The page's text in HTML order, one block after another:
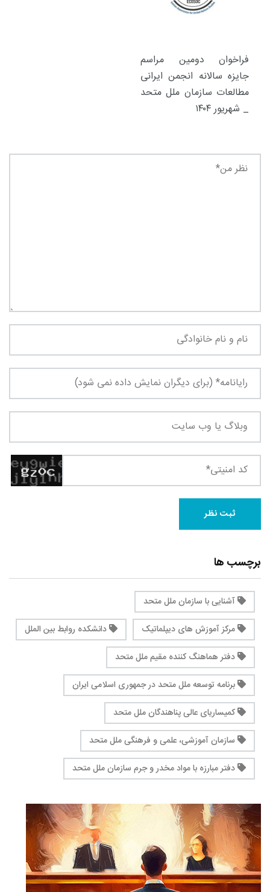
فراخوان دومین مراسم
جایزه سالانه انجمن ایرانی
مطالعات سازمان ملل متحد
_ شهریور ۱۴۰۴
برچسب ها
آشنایی با سازمان ملل متحد
مرکز آموزش های دیپلماتیک
دانشکده روابط بین الملل
دفتر هماهنگ کننده مقیم ملل متحد
برنامه توسعه ملل متحد در جمهوری اسلامی ایران
کمیساریای عالی پناهندگان ملل متحد
سازمان آموزشی، علمی و فرهنگی ملل متحد
دفتر مبارزه با مواد مخدر و جرم سازمان ملل متحد